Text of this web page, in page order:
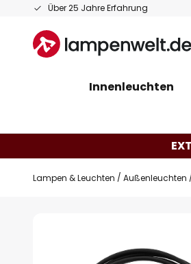
Über 25 Jahre Erfahrung
Zum
springen
Innenleuchten
Lampen & Leuchten Außenleuchten